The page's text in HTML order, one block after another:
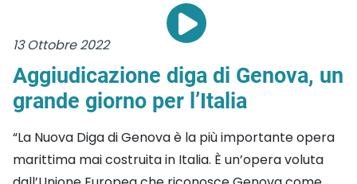
13 Ottobre 2022
Aggiudicazione diga di Genova, un
grande giorno per l’Italia
“La Nuova Diga di Genova è la più importante opera
marittima mai costruita in Italia. È un’opera voluta